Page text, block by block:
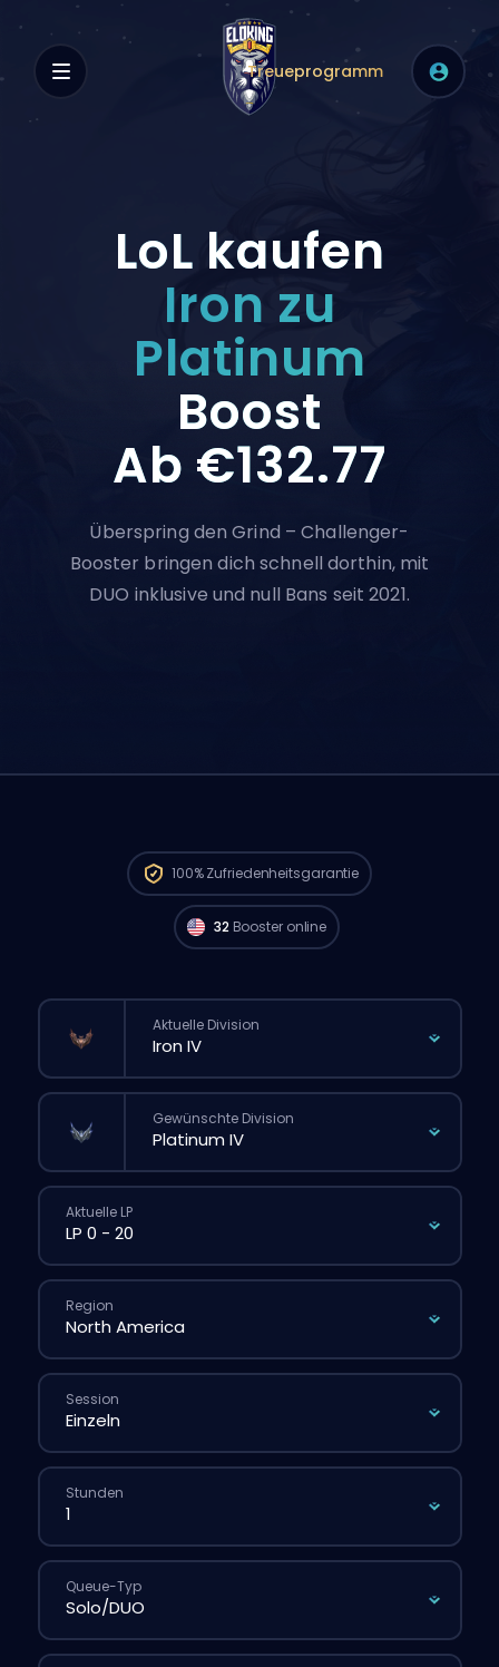
Treueprogramm
LoL kaufen
Iron zu
Platinum
Boost
Ab €132.77
Überspring den Grind – Challenger-
Booster bringen dich schnell dorthin, mit
DUO inklusive und null Bans seit 2021.
100%Zufriedenheitsgarantie
verfügbar und können deine Bestellung
sofort starten. 🔥
32 Booster online
Aktuelle Division
Gewünschte Division
Aktuelle LP
Region
Session
Stunden
Queue-Typ